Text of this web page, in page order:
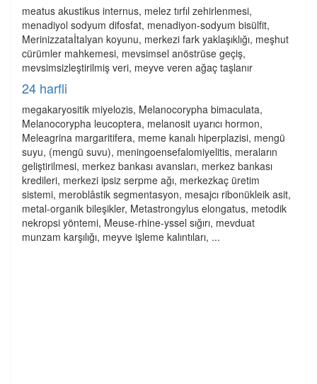
meatus akustikus internus, melez tırfıl zehirlenmesi,
menadiyol sodyum difosfat, menadiyon-sodyum bisülfit,
Merinizzataİtalyan koyunu, merkezi fark yaklaşıklığı, meşhut
cürümler mahkemesi, mevsimsel anöstrüse geçiş,
mevsimsizleştirilmiş veri, meyve veren ağaç taşlanır
24 harfli
megakaryositik miyelozis, Melanocorypha bimaculata,
Melanocorypha leucoptera, melanosit uyarıcı hormon,
Meleagrina margaritifera, meme kanalı hiperplazisi, mengü
suyu, (mengü suvu), meningoensefalomiyelitis, meraların
geliştirilmesi, merkez bankası avansları, merkez bankası
kredileri, merkezi ipsiz serpme ağı, merkezkaç üretim
sistemi, meroblâstik segmentasyon, mesajcı ribonükleik asit,
metal-organik bileşikler, Metastrongylus elongatus, metodik
nekropsi yöntemi, Meuse-rhine-yssel sığırı, mevduat
munzam karşılığı, meyve işleme kalıntıları, ...